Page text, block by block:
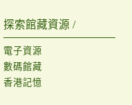
探索館藏資源 /
電子資源
數碼館藏
香港記憶